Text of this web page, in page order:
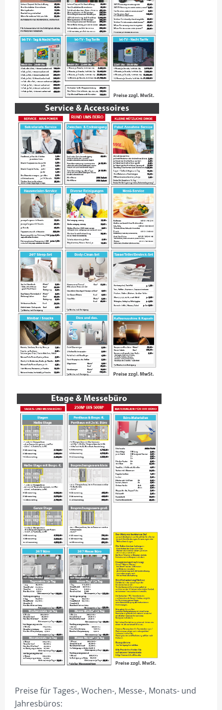
BÜRO 3.9 RECHTS
BÜRO 2.18
BÜRO 2.18 FLEXTIME PREISE
BÜRO 2.18 MIETZEITEN
GALERIE
360° AUFNAHMEN
HILFE?/FAQ
MEIN KONTO
ANMELDEN
ABMELDEN
BESTELLVORGANG
IMPRESSUM/DATENSCHUTZ
PREISE & LEISTUNGEN
ANGEBOTSÜBERSICHT
WIDERRUF
ZAHLUNGSARTEN
Preise für Tages-, Wochen-, Messe-, Monats- und
Jahresbüros: